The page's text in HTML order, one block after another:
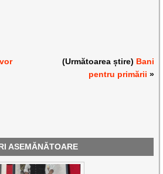
(Următoarea știre) Bani
pentru primării »
ASEMĂNĂTOARE